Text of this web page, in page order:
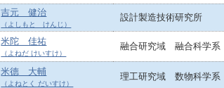
吉元 健治
（よしもと けんじ）
設計製造技術研究所
米陀 佳祐
（よねだ けいすけ）
融合研究域 融合科学系
米德 大輔
（よねとく だいすけ）
理工研究域 数物科学系